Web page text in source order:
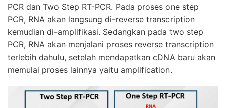
PCR dan Two Step RT-PCR. Pada proses one step
PCR, RNA akan langsung di-reverse transcription
kemudian di-amplifikasi. Sedangkan pada two step
PCR, RNA akan menjalani proses reverse transcription
terlebih dahulu, setelah mendapatkan cDNA baru akan
memulai proses lainnya yaitu amplification.